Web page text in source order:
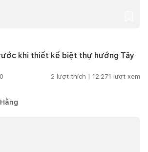
khi thiết kế biệt thự hướng Tây
2 lượt thích | 12.271 lượt xem